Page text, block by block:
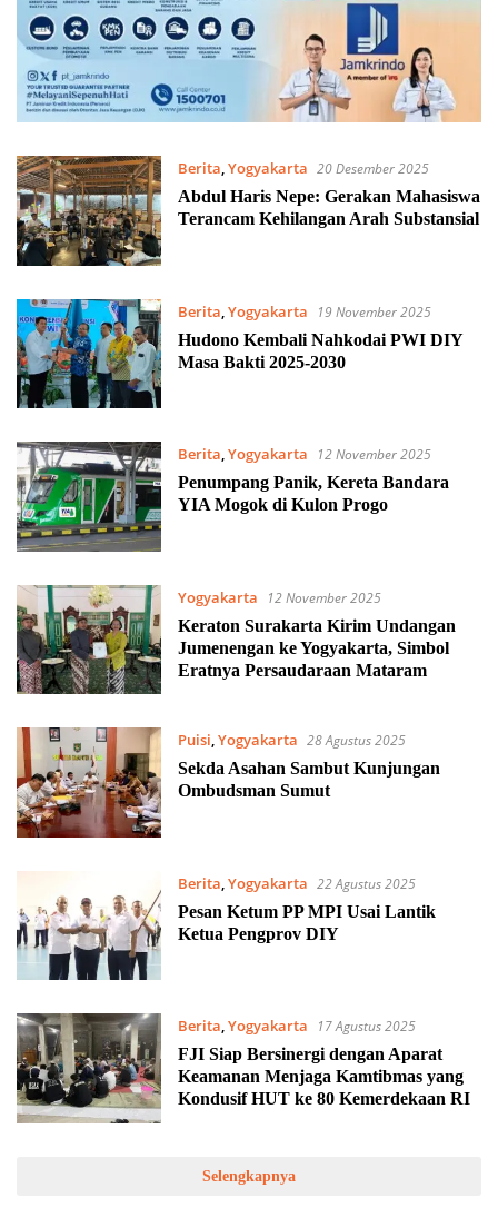
Berita,Yogyakarta 20 Desember 2025
Abdul Haris Nepe: Gerakan Mahasiswa
Terancam Kehilangan Arah Substansial
Berita,Yogyakarta
19 November 2025
Hudono Kembali Nahkodai PWI DIY
Masa Bakti 2025-2030
Berita,Yogyakarta
12 November 2025
Penumpang Panik, Kereta Bandara
YIA Mogok di Kulon Progo
Yogyakarta
12 November 2025
Keraton Surakarta Kirim Undangan
Jumenengan ke Yogyakarta, Simbol
Eratnya Persaudaraan Mataram
Puisi,Yogyakarta 28 Agustus 2025
Sekda Asahan Sambut Kunjungan
Ombudsman Sumut
Berita,Yogyakarta 22 Agustus 2025
Pesan Ketum PP MPI Usai Lantik
Ketua Pengprov DIY
Berita,Yogyakarta
17 Agustus 2025
FJI Siap Bersinergi dengan Aparat
Keamanan Menjaga Kamtibmas yang
Kondusif HUT ke 80 Kemerdekaan RI
Selengkapnya